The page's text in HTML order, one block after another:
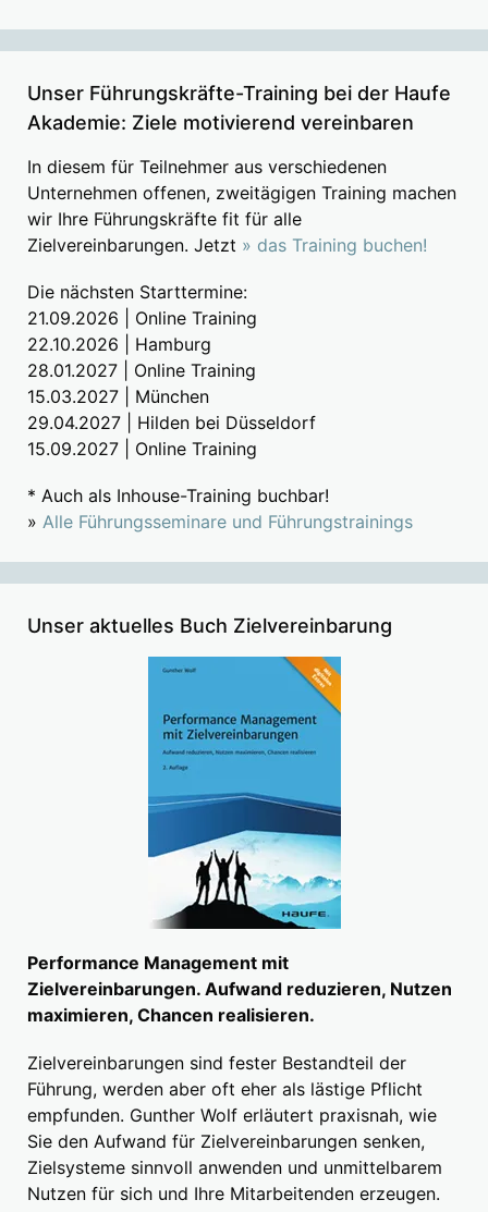
Unser Führungskräfte-Training bei der Haufe
Akademie: Ziele motivierend vereinbaren
In diesem für Teilnehmer aus verschiedenen
Unternehmen offenen, zweitägigen Training machen
wir Ihre Führungskräfte fit für alle
Zielvereinbarungen. Jetzt » das Training buchen!
Die nächsten Starttermine:
21.09.2026 | Online Training
22.10.2026 | Hamburg
28.01.2027 | Online Training
15.03.2027 | München
29.04.2027 | Hilden bei Düsseldorf
15.09.2027 | Online Training
* Auch als Inhouse-Training buchbar!
» Alle Führungsseminare und Führungstrainings
Unser aktuelles Buch Zielvereinbarung
Performance Management mit
Zielvereinbarungen. Aufwand reduzieren, Nutzen
maximieren, Chancen realisieren.
Zielvereinbarungen sind fester Bestandteil der
Führung, werden aber oft eher als lästige Pflicht
empfunden. Gunther Wolf erläutert praxisnah, wie
Sie den Aufwand für Zielvereinbarungen senken,
Zielsysteme sinnvoll anwenden und unmittelbarem
Nutzen für sich und Ihre Mitarbeitenden erzeugen.